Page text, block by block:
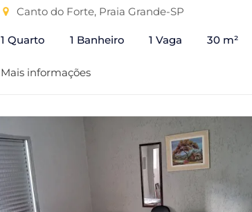
Canto do Forte, Praia Grande-SP
1 Quarto 1 Banheiro 1 Vaga 30 m²
Mais informações